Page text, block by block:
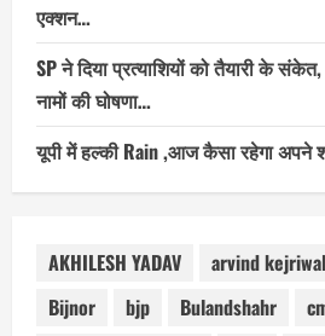
एक्शन…
SP ने दिया प्रत्याशियों को तैयारी के
नामों की घोषणा…
यूपी में हल्की Rain ,आज कैसा रहेगा अपने
AKHILESH YADAV arvind kejriwal
Bijnor
bjp Bulandshahr